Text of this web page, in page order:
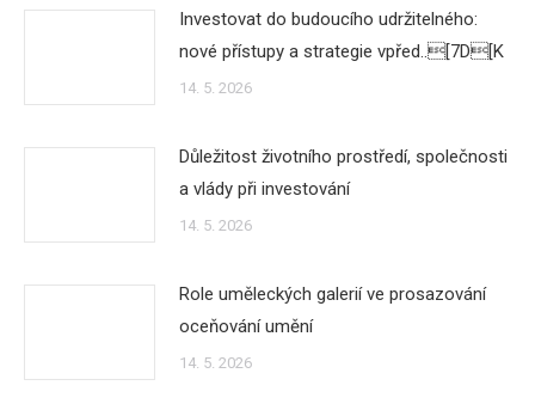
Investovat do budoucího udržitelného:
nové přístupy a strategie vpřed..[7D[K
14. 5. 2026
Důležitost životního prostředí, společnosti
a vlády při investování
14. 5. 2026
Role uměleckých galerií ve prosazování
oceňování umění
14. 5. 2026